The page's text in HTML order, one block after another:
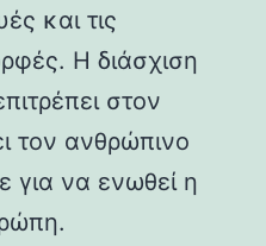
και τις
Η διάσχιση
στον
τον ανθρώπινο
για να ενωθεί η